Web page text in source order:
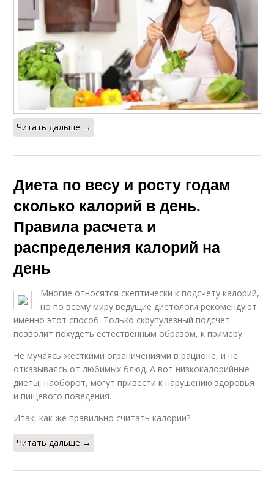
Читать дальше →
Диета по весу и росту годам
сколько калорий в день.
Правила расчета и
распределения калорий на
день
Многие относятся скептически к подсчету калорий,
но по всему миру ведущие диетологи рекомендуют
именно этот способ. Только скрупулезный подсчет
позволит похудеть естественным образом, к примеру.
Не мучаясь жесткими ограничениями в рационе, и не
отказываясь от любимых блюд. А вот низкокалорийные
диеты, наоборот, могут привести к нарушению здоровья
и пищевого поведения.
Итак, как же правильно считать калории?
Читать дальше →